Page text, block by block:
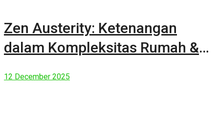
Zen Austerity: Ketenangan
dalam Kompleksitas Rumah &
12 December 2025